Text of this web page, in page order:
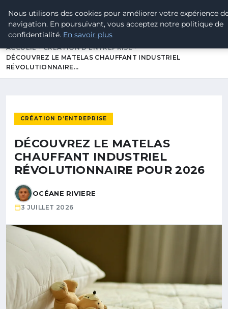
7
Tramway7
Passion Tramway & Transport Urbain
ACCUEIL
CRÉATION D’ENTREPRISE
DÉCOUVREZ LE MATELAS CHAUFFANT INDUSTRIEL
RÉVOLUTIONNAIRE…
CRÉATION D’ENTREPRISE
DÉCOUVREZ LE MATELAS
CHAUFFANT INDUSTRIEL
RÉVOLUTIONNAIRE POUR 2026
OCÉANE RIVIERE
3 JUILLET 2026
Nous utilisons des cookies pour améliorer votre expérience
navigation. En poursuivant, vous acceptez notre politique de
confidentialité. En savoir plus